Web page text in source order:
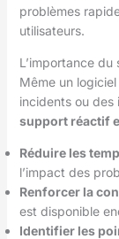
problèmes
utilisateurs.
L’importance
Même un
incidents ou des
support réactif
Réduire les
l’impact des
Renforcer la
est disponible
Identifier les